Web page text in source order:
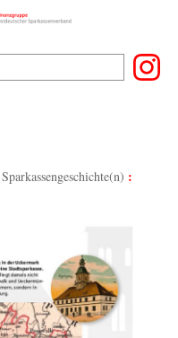
Sparkassengeschichte(n)